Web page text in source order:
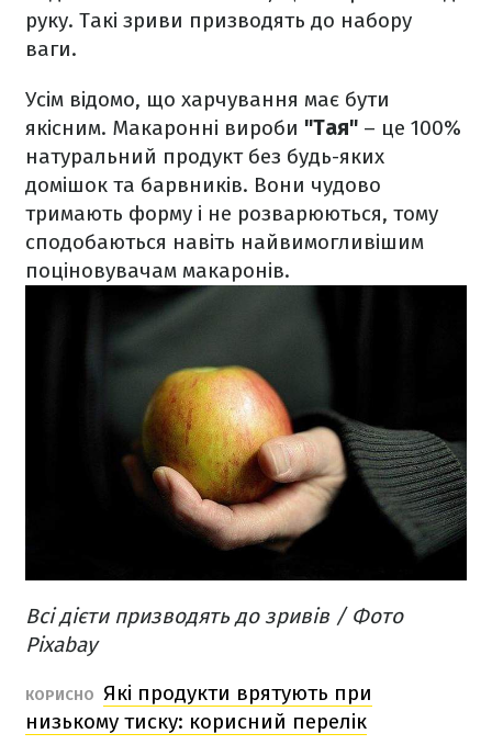
руку. Такі зриви призводять до набору
ваги.
Усім відомо, що харчування має бути
якісним. Макаронні вироби "Тая" – це 100%
натуральний продукт без будь-яких
домішок та барвників. Вони чудово
тримають форму і не розварюються, тому
сподобаються навіть найвимогливішим
поціновувачам макаронів.
Всі дієти призводять до зривів / Фото
Pixabay
КОРИСНО Які продукти врятують при
низькому тиску: корисний перелік